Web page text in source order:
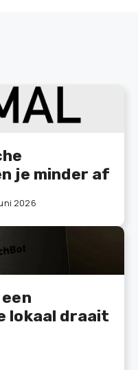
je minder af
2026
lokaal draait